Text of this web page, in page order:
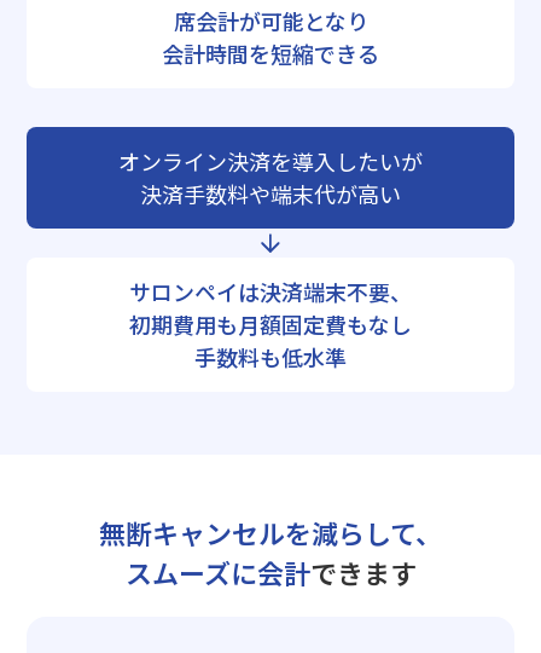
席会計が可能となり
会計時間を短縮できる
オンライン決済を導入したいが
決済手数料や端末代が高い
サロンペイは決済端末不要、
初期費用も月額固定費もなし
手数料も低水準
無断キャンセルを減らして、
スムーズに会計できます